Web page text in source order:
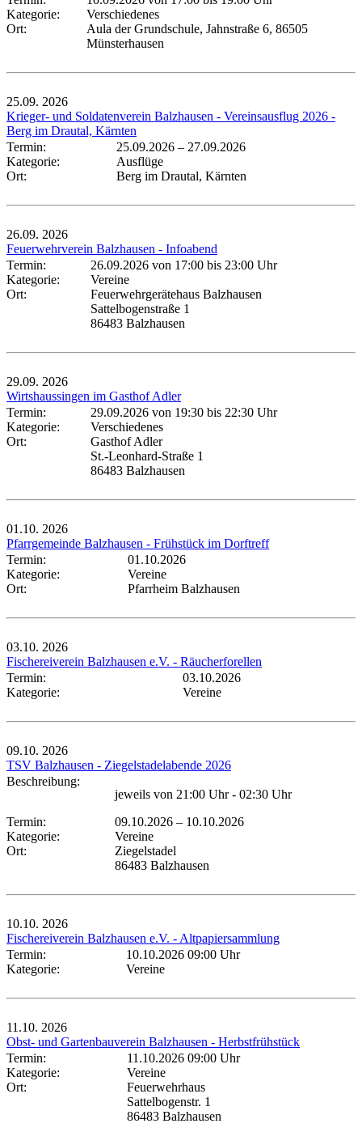
Kategorie:
Verschiedenes
Ort:
Aula der Grundschule, Jahnstraße 6, 86505
Münsterhausen
25.09. 2026
Krieger- und Soldatenverein Balzhausen - Vereinsausflug 2026 -
Berg im Drautal, Kärnten
Termin:
25.09.2026 – 27.09.2026
Kategorie:
Ausflüge
Ort:
Berg im Drautal, Kärnten
26.09. 2026
Feuerwehrverein Balzhausen - Infoabend
Termin:
26.09.2026 von 17:00 bis 23:00 Uhr
Kategorie:
Vereine
Ort:
Feuerwehrgerätehaus Balzhausen
Sattelbogenstraße 1
86483 Balzhausen
29.09. 2026
Wirtshaussingen im Gasthof Adler
Termin:
29.09.2026 von 19:30 bis 22:30 Uhr
Kategorie:
Verschiedenes
Ort:
Gasthof Adler
St.-Leonhard-Straße 1
86483 Balzhausen
01.10. 2026
Pfarrgemeinde Balzhausen - Frühstück im Dorftreff
Termin:
01.10.2026
Kategorie:
Vereine
Ort:
Pfarrheim Balzhausen
03.10. 2026
Fischereiverein Balzhausen e.V. - Räucherforellen
Termin:
03.10.2026
Kategorie:
Vereine
09.10. 2026
TSV Balzhausen - Ziegelstadelabende 2026
Beschreibung:
jeweils von 21:00 Uhr - 02:30 Uhr
Termin:
09.10.2026 – 10.10.2026
Kategorie:
Vereine
Ort:
Ziegelstadel
86483 Balzhausen
10.10. 2026
Fischereiverein Balzhausen e.V. - Altpapiersammlung
Termin:
10.10.2026 09:00 Uhr
Kategorie:
Vereine
11.10. 2026
Obst- und Gartenbauverein Balzhausen - Herbstfrühstück
Termin:
11.10.2026 09:00 Uhr
Kategorie:
Vereine
Ort:
Feuerwehrhaus
Sattelbogenstr. 1
86483 Balzhausen